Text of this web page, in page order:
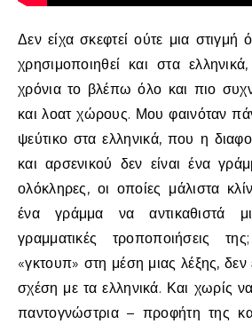
Δεν είχα σκεφτεί ούτε μια
χρησιμοποιηθεί και στα
χρόνια το βλέπω όλο και πιο
και λοατ χώρους. Μου φαινόταν
ψεύτικο στα ελληνικά, που η
και αρσενικού δεν είναι ένα
ολόκληρες, οι οποίες μάλιστα
ένα γράμμα να αντικαθιστά
γραμματικές τροποποιήσεις
«γκτουπ» στη μέση μιας λέξης, δεν
σχέση με τα ελληνικά. Και χωρίς
παντογνώστρια – προφήτη της